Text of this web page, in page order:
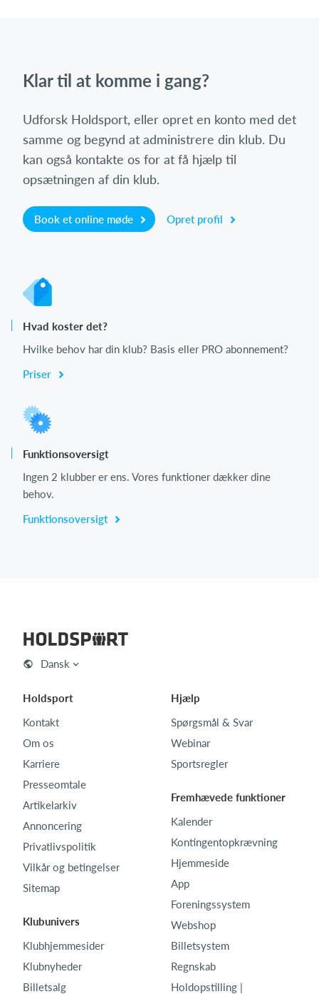
Klar til at komme i gang?
Udforsk Holdsport, eller opret en konto med det
samme og begynd at administrere din klub. Du
kan også kontakte os for at få hjælp til
opsætningen af din klub.
Book et online møde Opret profil
Hvad koster det?
Hvilke behov har din klub? Basis eller PRO abonnement?
Priser
Funktionsoversigt
Ingen 2 klubber er ens. Vores funktioner dækker dine
behov.
Funktionsoversigt
Dansk
Holdsport
Kontakt
Om os
Karriere
Presseomtale
Artikelarkiv
Annoncering
Privatlivspolitik
Vilkår og betingelser
Sitemap
Klubunivers
Klubhjemmesider
Klubnyheder
Billetsalg
Hjælp
Spørgsmål & Svar
Webinar
Sportsregler
Fremhævede funktioner
Kalender
Kontingentopkrævning
Hjemmeside
App
Foreningssystem
Webshop
Billetsystem
Regnskab
Holdopstilling |